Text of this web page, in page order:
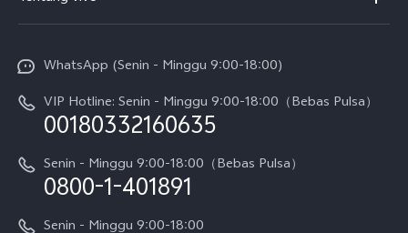
T5 Pro
V70
V70 FE
Y05
X300 Pro
Service Center
Funtouch OS
Pembaruan Sistem
Harga Spare Part
Otentikasi IMEI
Sejarah
Berita
Pemberitahuan Hukum
Tentang Kami
WhatsApp (Senin - Minggu 9:00-18:00)
VIP Hotline: Senin - Minggu 9:00-18:00（Bebas Pulsa）
00180332160635
Senin - Minggu 9:00-18:00（Bebas Pulsa）
0800-1-401891
Senin - Minggu 9:00-18:00